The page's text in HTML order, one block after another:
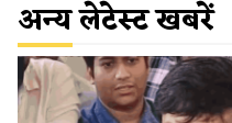
अन्य लेटेस्ट खबरें